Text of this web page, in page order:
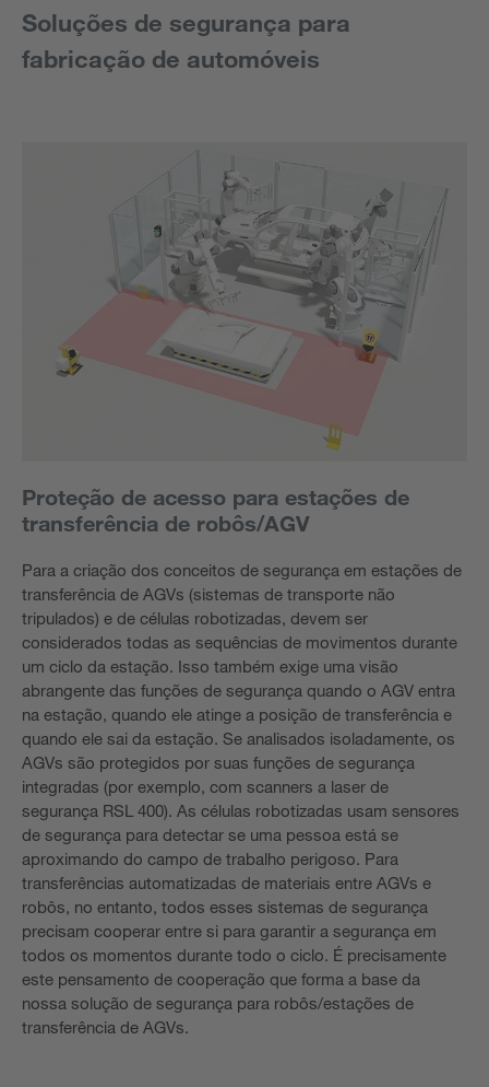
Soluções de segurança para
fabricação de automóveis
Proteção de acesso para estações de
transferência de robôs/AGV
Para a criação dos conceitos de segurança em estações de
transferência de AGVs (sistemas de transporte não
tripulados) e de células robotizadas, devem ser
considerados todas as sequências de movimentos durante
um ciclo da estação. Isso também exige uma visão
abrangente das funções de segurança quando o AGV entra
na estação, quando ele atinge a posição de transferência e
quando ele sai da estação. Se analisados isoladamente, os
AGVs são protegidos por suas funções de segurança
integradas (por exemplo, com scanners a laser de
segurança RSL 400). As células robotizadas usam sensores
de segurança para detectar se uma pessoa está se
aproximando do campo de trabalho perigoso. Para
transferências automatizadas de materiais entre AGVs e
robôs, no entanto, todos esses sistemas de segurança
precisam cooperar entre si para garantir a segurança em
todos os momentos durante todo o ciclo. É precisamente
este pensamento de cooperação que forma a base da
nossa solução de segurança para robôs/estações de
transferência de AGVs.